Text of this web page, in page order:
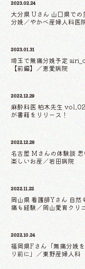
2023.02.24
大分県 Uさん 山口県での
分娩／やかべ産婦人科医
2023.01.31
埼玉で無痛分娩予定
【前編】／恵愛病院
2022.12.29
麻酔科医 柏木先生
が書籍をリリース！
2022.12.28
名古屋 Mさんの体験談
楽しいお産／岩田病院
2022.11.22
岡山県 看護師Yさん 自然
痛も経験／岡山愛育クリ
2022.10.24
福岡県Fさん「無痛分娩
り前に」／東野産婦人科